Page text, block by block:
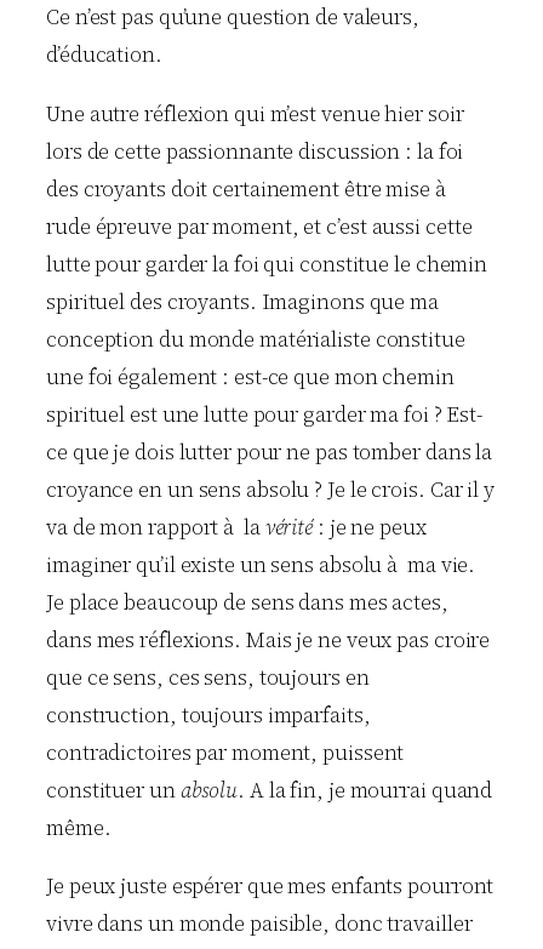
Ce n’est pas qu’une question de valeurs,
d’éducation.
Une autre réflexion qui m’est venue hier soir
lors de cette passionnante discussion : la foi
des croyants doit certainement être mise à
rude épreuve par moment, et c’est aussi cette
lutte pour garder la foi qui constitue le chemin
spirituel des croyants. Imaginons que ma
conception du monde matérialiste constitue
une foi également : est-ce que mon chemin
spirituel est une lutte pour garder ma foi ? Est-
ce que je dois lutter pour ne pas tomber dans la
croyance en un sens absolu ? Je le crois. Car il y
va de mon rapport à lavérité: je ne peux
imaginer qu’il existe un sens absolu à ma vie.
Je place beaucoup de sens dans mes actes,
dans mes réflexions. Mais je ne veux pas croire
que ce sens, ces sens, toujours en
construction, toujours imparfaits,
contradictoires par moment, puissent
constituer unabsolu. A la fin, je mourrai quand
même.
Je peux juste espérer que mes enfants pourront
vivre dans un monde paisible, donc travailler